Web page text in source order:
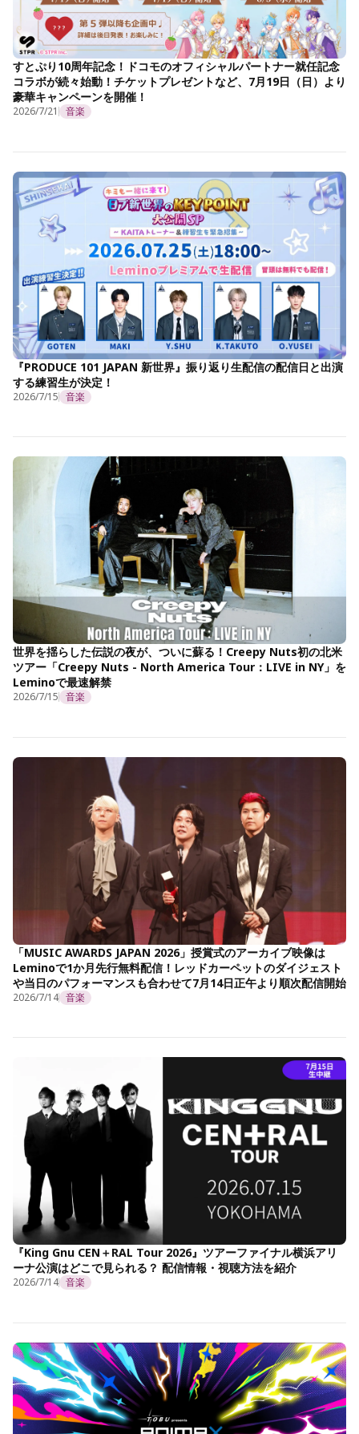
すとぷり10周年記念！ドコモのオフィシャルパートナー就任記念
コラボが続々始動！チケットプレゼントなど、7月19日（日）より
豪華キャンペーンを開催！
2026/7/21 音楽
『PRODUCE 101 JAPAN 新世界』振り返り生配信の配信日と出演
する練習生が決定！
2026/7/15 音楽
世界を揺らした伝説の夜が、ついに蘇る！Creepy Nuts初の北米
ツアー「Creepy Nuts - North America Tour：LIVE in NY」を
Leminoで最速解禁
2026/7/15 音楽
「MUSIC AWARDS JAPAN 2026」授賞式のアーカイブ映像は
Leminoで1か月先行無料配信！レッドカーペットのダイジェスト
や当日のパフォーマンスも合わせて7月14日正午より順次配信開始
2026/7/14 音楽
『King Gnu CEN＋RAL Tour 2026』ツアーファイナル横浜アリ
ーナ公演はどこで見られる？ 配信情報・視聴方法を紹介
2026/7/14 音楽